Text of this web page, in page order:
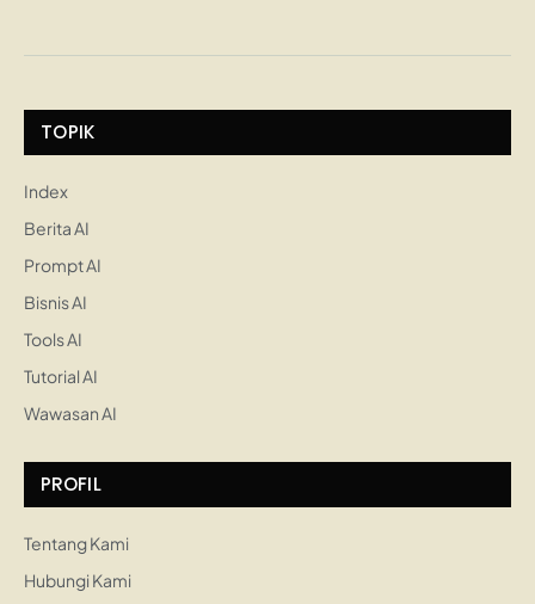
TOPIK
Index
Berita AI
Prompt AI
Bisnis AI
Tools AI
Tutorial AI
Wawasan AI
PROFIL
Tentang Kami
Hubungi Kami